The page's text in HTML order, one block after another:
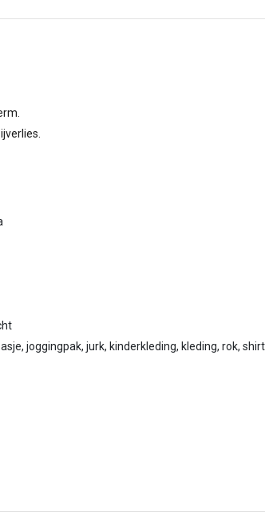
joggingpak, jurk, kinderkleding, kleding, rok,